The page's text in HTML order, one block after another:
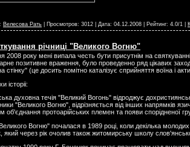
Велесова Рать | Просмотров: 3012 | Дата: 04.12.2008 | Рейтинг: 4.0/1 |
річниці "Великого Вогню"
2008 року мені випала честь бути присутнім на
позитивне враження, було проведенно ряд цікавих
стінку" (це досить помітно каталізує сприйняття воїна і
історіі:
духовна течія "Великий Вогонь" відроджує
"Великого Вогню", відрізняється від інших напрямків
об'єднання протоарійських племен та появи спорідненої
Вогню" почалася в 1989 році, коли декілька
який через рік очолив також житомирську школу